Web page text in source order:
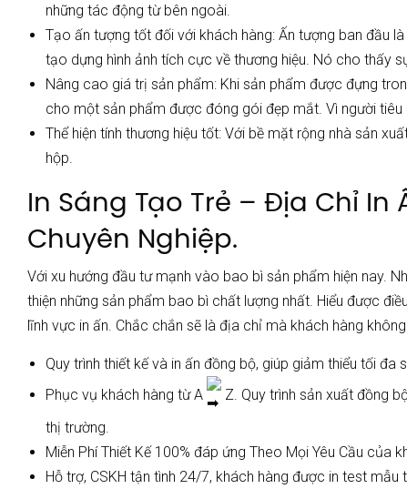
những tác động từ bên ngoài.
Tạo ấn tượng tốt đối với khách hàng: Ấn tượng ban đầu
tạo dựng hình ảnh tích cực về thương hiệu. Nó cho thấy
Nâng cao giá trị sản phẩm: Khi sản phẩm được đựng
cho một sản phẩm được đóng gói đẹp mắt. Vì người
Thể hiện tính thương hiệu tốt: Với bề mặt rộng nhà sản
hộp.
In Sáng Tạo Trẻ – Địa Chỉ In
Chuyên Nghiệp.
Với xu hướng đầu tư mạnh vào bao bì sản phẩm hiện nay.
thiện những sản phẩm bao bì chất lượng nhất. Hiểu được
lĩnh vực in ấn. Chắc chắn sẽ là địa chỉ mà khách hàng
Quy trình thiết kế và in ấn đồng bộ, giúp giảm thiểu tối
Phục vụ khách hàng từ A
Z. Quy trình sản xuất đồng
thị trường.
Miễn Phí Thiết Kế 100% đáp ứng Theo Mọi Yêu Cầu của
Hỗ trợ, CSKH tận tình 24/7, khách hàng được in test